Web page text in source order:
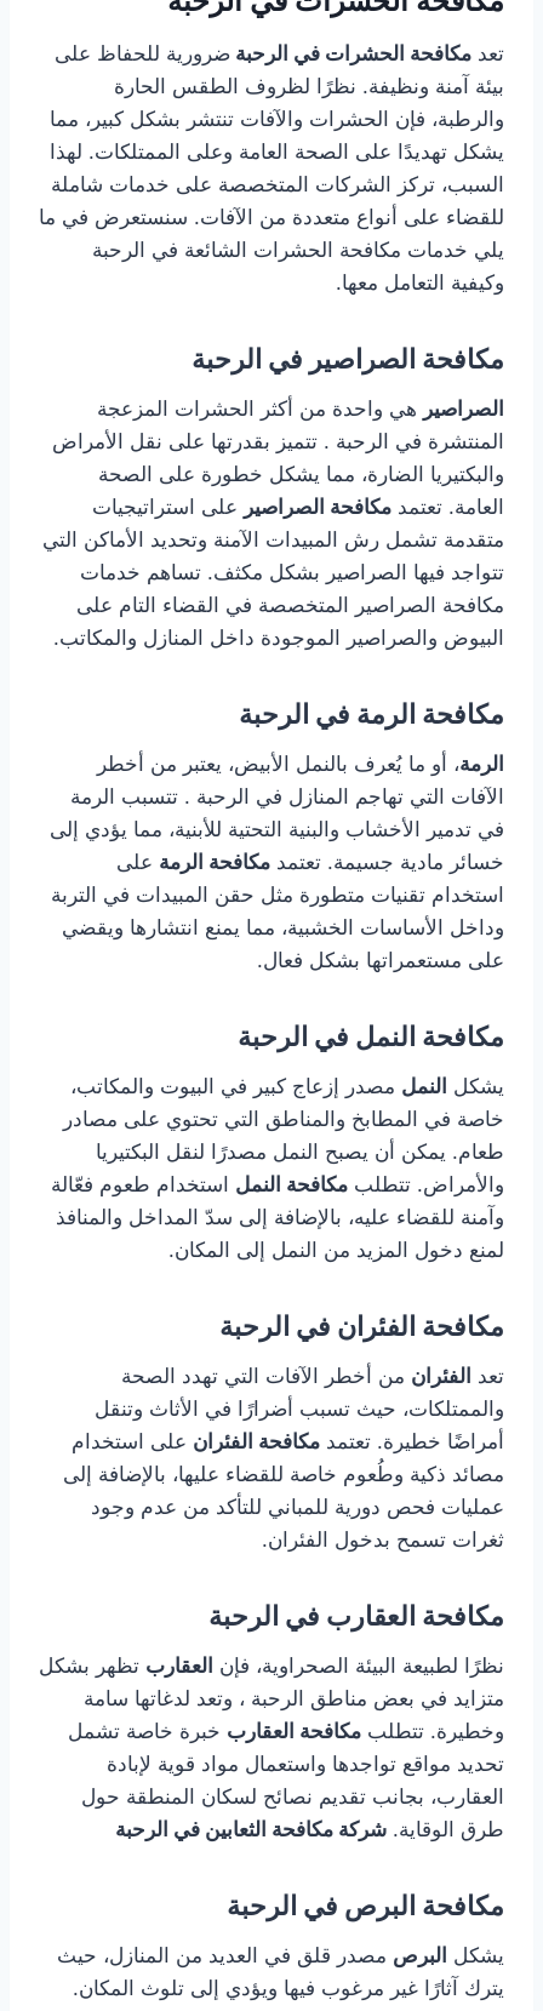
تعد مكافحة الحشرات في الرحبة ضرورية للحفاظ على
بيئة آمنة ونظيفة. نظرًا لظروف الطقس الحارة
والرطبة، فإن الحشرات والآفات تنتشر بشكل كبير، مما
يشكل تهديدًا على الصحة العامة وعلى الممتلكات. لهذا
السبب، تركز الشركات المتخصصة على خدمات شاملة
للقضاء على أنواع متعددة من الآفات. سنستعرض في ما
يلي خدمات مكافحة الحشرات الشائعة في الرحبة
وكيفية التعامل معها.
مكافحة الصراصير في الرحبة
الصراصير هي واحدة من أكثر الحشرات المزعجة
المنتشرة في الرحبة . تتميز بقدرتها على نقل الأمراض
والبكتيريا الضارة، مما يشكل خطورة على الصحة
العامة. تعتمد مكافحة الصراصير على استراتيجيات
متقدمة تشمل رش المبيدات الآمنة وتحديد الأماكن التي
تتواجد فيها الصراصير بشكل مكثف. تساهم خدمات
مكافحة الصراصير المتخصصة في القضاء التام على
البيوض والصراصير الموجودة داخل المنازل والمكاتب.
مكافحة الرمة في الرحبة
الرمة، أو ما يُعرف بالنمل الأبيض، يعتبر من أخطر
الآفات التي تهاجم المنازل في الرحبة . تتسبب الرمة
في تدمير الأخشاب والبنية التحتية للأبنية، مما يؤدي إلى
خسائر مادية جسيمة. تعتمد مكافحة الرمة على
استخدام تقنيات متطورة مثل حقن المبيدات في التربة
وداخل الأساسات الخشبية، مما يمنع انتشارها ويقضي
على مستعمراتها بشكل فعال.
مكافحة النمل في الرحبة
يشكل النمل مصدر إزعاج كبير في البيوت والمكاتب،
خاصة في المطابخ والمناطق التي تحتوي على مصادر
طعام. يمكن أن يصبح النمل مصدرًا لنقل البكتيريا
والأمراض. تتطلب مكافحة النمل استخدام طعوم فعّالة
وآمنة للقضاء عليه، بالإضافة إلى سدّ المداخل والمنافذ
لمنع دخول المزيد من النمل إلى المكان.
مكافحة الفئران في الرحبة
تعد الفئران من أخطر الآفات التي تهدد الصحة
والممتلكات، حيث تسبب أضرارًا في الأثاث وتنقل
أمراضًا خطيرة. تعتمد مكافحة الفئران على استخدام
مصائد ذكية وطُعوم خاصة للقضاء عليها، بالإضافة إلى
عمليات فحص دورية للمباني للتأكد من عدم وجود
ثغرات تسمح بدخول الفئران.
مكافحة العقارب في الرحبة
نظرًا لطبيعة البيئة الصحراوية، فإن العقارب تظهر بشكل
متزايد في بعض مناطق الرحبة ، وتعد لدغاتها سامة
وخطيرة. تتطلب مكافحة العقارب خبرة خاصة تشمل
تحديد مواقع تواجدها واستعمال مواد قوية لإبادة
العقارب، بجانب تقديم نصائح لسكان المنطقة حول
طرق الوقاية. شركة مكافحة الثعابين في الرحبة
مكافحة البرص في الرحبة
يشكل البرص مصدر قلق في العديد من المنازل، حيث
يترك آثارًا غير مرغوب فيها ويؤدي إلى تلوث المكان.